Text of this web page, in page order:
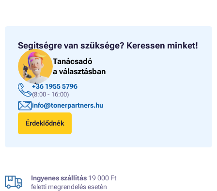
Segítségre van szüksége? Keressen minket!
Tanácsadó
a választásban
+36 1955 5796
(8:00 - 16:00)
info@tonerpartners.hu
Érdeklődnék
Ingyenes szállítás 19 000 Ft
feletti megrendelés esetén